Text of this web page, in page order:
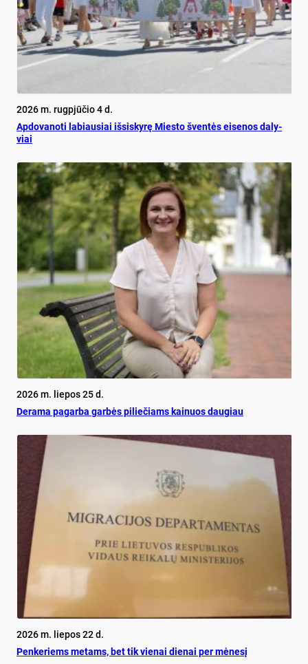
2026 m. rugpjūčio 4 d.
Ap­do­va­no­ti la­biau­siai iš­si­sky­rę Mies­to šven­tės ei­se­nos da­ly­
viai
2026 m. liepos 25 d.
De­ra­ma pa­gar­ba gar­bės pi­lie­čiams kai­nuos dau­giau
2026 m. liepos 22 d.
Pen­ke­riems me­tams, bet tik vie­nai die­nai per mė­ne­sį